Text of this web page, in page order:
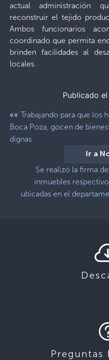
actual administración
reconstruir el tejido
Ambos funcionarios
coordinado que permita
brinden facilidades al
locales.
Publicado
«« Trabajando para que los
Boca Poza, gocen de
dignas
Ir a
Se realizó la firma
inmuebles
ubicadas en el
Preguntas